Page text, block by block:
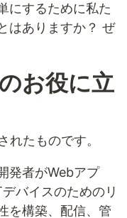
にするために私た
はありますか？ ぜ
お役に立
れたものです。
発者がWebアプ
バイスのためのリ
を構築、配信、管